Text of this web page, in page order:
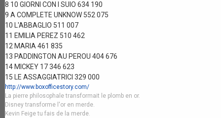
8 10 GIORNI CON I SUIO 634 190
9 A COMPLETE UNKNOW 552 075
10 L'ABBAGLIO 511 007
11 EMILIA PEREZ 510 462
12 MARIA 461 835
13 PADDINGTON AU PEROU 404 676
14 MICKEY 17 346 623
15 LE ASSAGGIATRICI 329 000
http://www.boxofficestory.com/
La pierre philosophale transformait le plomb en or.
Disney transforme l'or en merde.
Kevin Feige tu fais de la merde.